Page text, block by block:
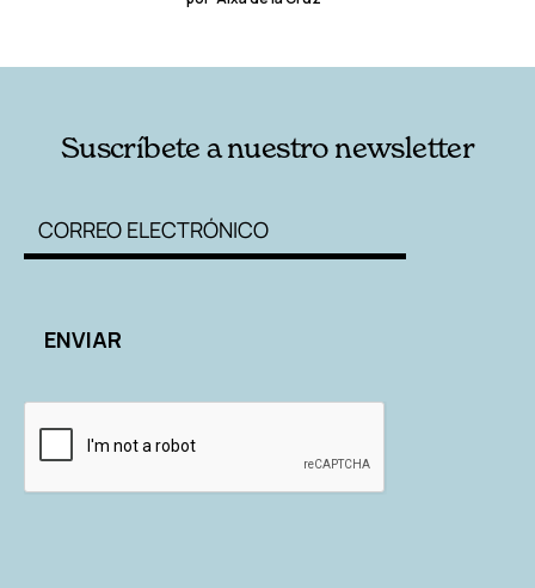
Suscríbete a nuestro newsletter